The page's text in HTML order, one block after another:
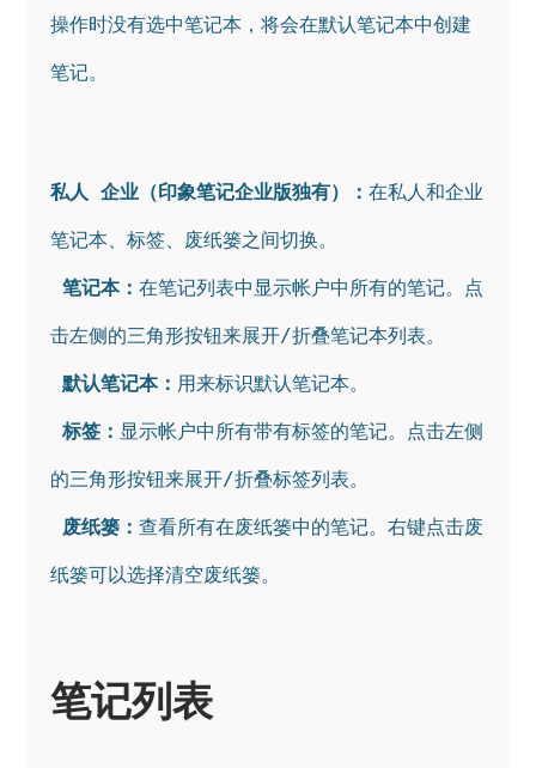
操作时没有选中笔记本，将会在默认笔记本中创建
笔记。
私人 企业（印象笔记企业版独有）：在私人和企业
笔记本、标签、废纸篓之间切换。
笔记本：在笔记列表中显示帐户中所有的笔记。点
击左侧的三角形按钮来展开/折叠笔记本列表。
默认笔记本： 用来标识默认笔记本。
标签： 显示帐户中所有带有标签的笔记。点击左侧
的三角形按钮来展开/折叠标签列表。
废纸篓：查看所有在废纸篓中的笔记。右键点击废
纸篓可以选择清空废纸篓。
笔记列表